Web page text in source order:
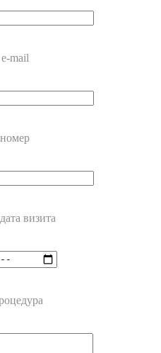
mail
визита